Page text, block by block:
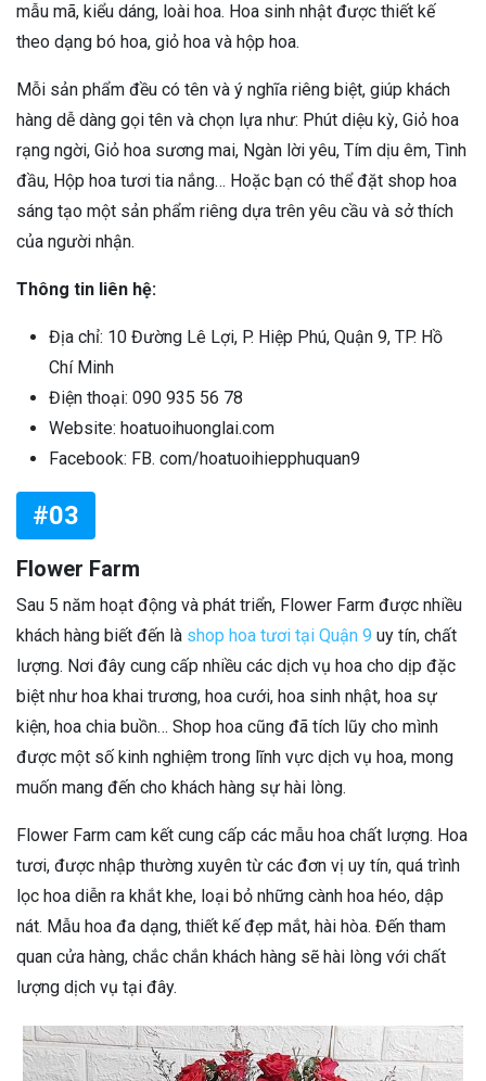
mẫu mã, kiểu dáng, loài hoa. Hoa sinh nhật được thiết kế
theo dạng bó hoa, giỏ hoa và hộp hoa.
Mỗi sản phẩm đều có tên và ý nghĩa riêng biệt, giúp khách
hàng dễ dàng gọi tên và chọn lựa như: Phút diệu kỳ, Giỏ hoa
rạng ngời, Giỏ hoa sương mai, Ngàn lời yêu, Tím dịu êm, Tình
đầu, Hộp hoa tươi tia nắng… Hoặc bạn có thể đặt shop hoa
sáng tạo một sản phẩm riêng dựa trên yêu cầu và sở thích
của người nhận.
Thông tin liên hệ:
Địa chỉ: 10 Đường Lê Lợi, P. Hiệp Phú, Quận 9, TP. Hồ
Chí Minh
Điện thoại: 090 935 56 78
Website: hoatuoihuonglai.com
Facebook: FB. com/hoatuoihiepphuquan9
#03
Flower Farm
Sau 5 năm hoạt động và phát triển, Flower Farm được nhiều
khách hàng biết đến là shop hoa tươi tại Quận 9 uy tín, chất
lượng. Nơi đây cung cấp nhiều các dịch vụ hoa cho dịp đặc
biệt như hoa khai trương, hoa cưới, hoa sinh nhật, hoa sự
kiện, hoa chia buồn… Shop hoa cũng đã tích lũy cho mình
được một số kinh nghiệm trong lĩnh vực dịch vụ hoa, mong
muốn mang đến cho khách hàng sự hài lòng.
Flower Farm cam kết cung cấp các mẫu hoa chất lượng. Hoa
tươi, được nhập thường xuyên từ các đơn vị uy tín, quá trình
lọc hoa diễn ra khắt khe, loại bỏ những cành hoa héo, dập
nát. Mẫu hoa đa dạng, thiết kế đẹp mắt, hài hòa. Đến tham
quan cửa hàng, chắc chắn khách hàng sẽ hài lòng với chất
lượng dịch vụ tại đây.